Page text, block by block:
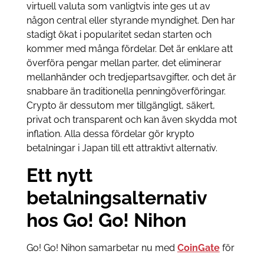
virtuell valuta som vanligtvis inte ges ut av
någon central eller styrande myndighet. Den har
stadigt ökat i popularitet sedan starten och
kommer med många fördelar. Det är enklare att
överföra pengar mellan parter, det eliminerar
mellanhänder och tredjepartsavgifter, och det är
snabbare än traditionella penningöverföringar.
Crypto är dessutom mer tillgängligt, säkert,
privat och transparent och kan även skydda mot
inflation. Alla dessa fördelar gör krypto
betalningar i Japan till ett attraktivt alternativ.
Ett nytt
betalningsalternativ
hos Go! Go! Nihon
Go! Go! Nihon samarbetar nu med CoinGateför